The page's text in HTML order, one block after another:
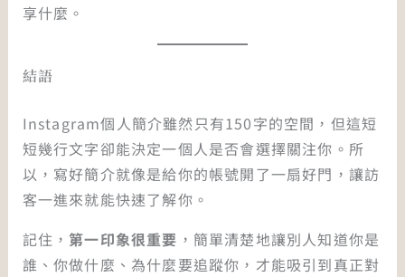
享什麼。
結語
Instagram個人簡介雖然只有150字的空間，但這短
短幾行文字卻能決定一個人是否會選擇關注你。所
以，寫好簡介就像是給你的帳號開了一扇好門，讓訪
客一進來就能快速了解你。
記住，第一印象很重要 ，簡單清楚地讓別人知道你是
誰、你做什麼、為什麼要追蹤你，才能吸引到真正對